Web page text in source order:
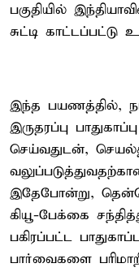
பகுதியில்
சுட்டி காட்டப்பட்டு
இந்த பயணத்தில்,
இருதரப்பு
செய்வதுடன்,
இதேபோன்று,
கியூ-பேக்கை
பகிரப்பட்ட
பார்வைகளை